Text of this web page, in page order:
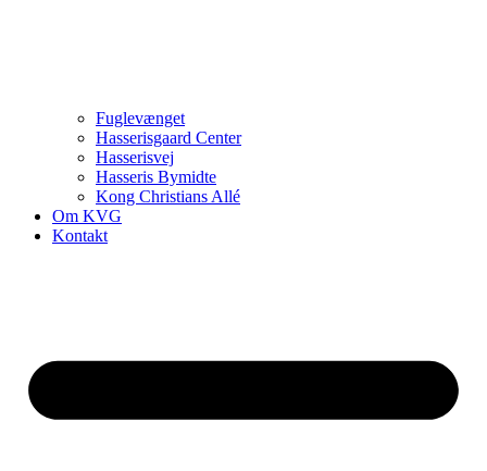
Fuglevænget
Hasserisgaard Center
Hasserisvej
Hasseris Bymidte
Kong Christians Allé
Om KVG
Kontakt